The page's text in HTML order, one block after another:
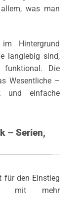
was man
Hintergrund
langlebig sind,
Die
Wesentliche –
und einfache
– Serien,
für den Einstieg
mit mehr